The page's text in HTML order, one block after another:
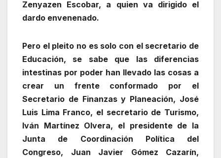
Zenyazen Escobar, a quien va dirigido el
dardo envenenado.
Pero el pleito no es solo con el secretario de
Educación, se sabe que las diferencias
intestinas por poder han llevado las cosas a
crear un frente conformado por el
Secretario de Finanzas y Planeación, José
Luis Lima Franco, el secretario de Turismo,
Iván Martínez Olvera, el presidente de la
Junta de Coordinación Política del
Congreso, Juan Javier Gómez Cazarín,